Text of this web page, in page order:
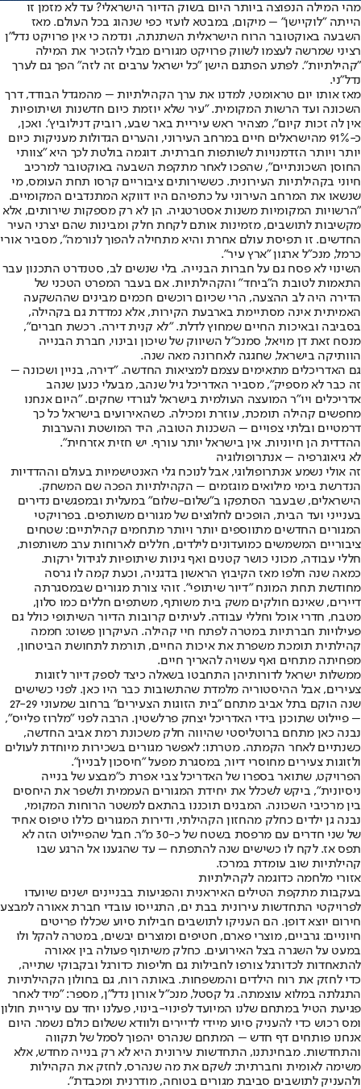
מהי המילה הנפוצה ביותר היום בשוק הדיור הישראלי? עד לא מזמן זו
הייתה "לוקיישן" – מיקום, במבטא לועזי כפי שנהוג בכל העולם. מאז
השבעה באוקטובר הרוח הישראלית השתנתה, ונדמה כי אין פרויקט נדל"ן
רציני שמרשה לעצמו לשווק פרויקט מגורים מבלי להזכיר את המילה
"קהילתיות". לפתע הפתגם הישן "כל ישראל ערבים זה לזה" הפך גם לערך
נדל"ני.
מאז אותו יום טראומטי, למדנו את ערך הקהילתיות – מהמגדל הבודד, דרך
השכונה ועד הרשות המקומית. "עיר שלא יוזמת כיום חדשנות ושיתופיות
אין לה זכות קיום", מצהיר ראש עיריית באר שבע, רוביק דנילוביץ'. ואכן,
כ-91% מהישראלים חיים במרחב העירוני, והערים הגדולות מעניקות כיום
יותר ויותר הזדמנויות לשותפות חברתית. דוגמה בולטת לכך היא "צוותי
החוסן השכונתיים", שהפכו לאחר מתקפת השבעה באוקטובר למרכיב
חיוני בקהילתיות העירונית. כששירותים ציבוריים קרסו תחת העומס, מי
שנשאו את המרחב העירוני על כתפיהם היו דווקא המתנדבים המקומיים.
"הרשויות המקומיות משנות אסטרטגיה. הן לא רק מספקות שירותים, אלא
מקשיבות לתושבים, מזמינות אותם לקחת חלק ומבינות שהם יצרני העיר
החדשים. זו תפיסת עולם אחרת והיא מתחילה להפוך לנורמה", מסביר אורי
כרמל, מנכ"ל ארגון "ארץ עיר".
השינוי לא פסח גם על חברות הבנייה. בלי שנשים לב, סטנדרט התכנון עבר
התאמות לטובת ה"ביחד" והקהילתיות. אם בעבר המפרט הטכני של
הדירה היה לב ההצעה, הרי שכיום רוכשים חכמים מבינים שההשקעה
האמיתית אינה מסתיימת בארבעת הקירות, אלא נמדדת גם בקהילה,
בסביבה ובאיכות החיים שמחוץ לדלת. "לא קנית דירה. רכשת חברים",
מנסח זאת דן מויאל, סמנכ"ל השיווק של שיכון ובינוי, חברת הבנייה
הוותיקה בישראל, שחגגה לאחרונה מאה שנה.
גם האדריכלים מתאימים עצמם למציאות החדשה. "דירה, בניין ושכונה –
זה כבר לא מספיק", מסביר האדריכל גיל שנהב, מבעלי כנען שנהב
אדריכלים ויו"ר המועצה העולמית בישראל לגורדי שחקים. "היום אנחנו
מחפשים קהילה תומכת, עוזרת ומכילה. כשהאירועים בישראל כל כך
דרמטיים ובלתי צפויים – השכנות הטובה, היד המושטת והערבות
ההדדית הן חיוניות. אין בישראל יותר עורף. יש חזית אזרחית".
לא גיאוגרפיה – אנתרופולוגיה
זה אולי נשמע אנתרופולוגי, אבל לנוכח גלי האנטישמיות בעולם וההדדיות
הנדרשת בימי מילואים מוגזמים – הקהילתיות הפכה שם המשחק.
הישראלים, שבעבר הסתפקו ב"שלום-שלום" במעלית ובמפגשים נדירים
בענייני ועד הבית, הופכים לחלוצים של מגורים משותפים. בפרויקטי
המגורים החדשים מתווספים יותר ויותר מתחמים קהילתיים: שטחים
ציבוריים המשמשים כמועדונים לילדים, חללים לארוחות ערב משותפות,
חללי עבודה, מכוני כושר קטנים ואף גינות שיתופיות לגידול ירקות.
כמאה שנה חלפו מאז הקיבוץ הראשון בדגניה, וכעת קמה לו גרסה
מחודשת תחת המונח "דיור שיתופי". זוהי צורת מגורים שבמסגרתה
דיירים, שאינם חולקים משק בית משותף, משתפים חללים כמו סלון,
מטבח, חדרי אוכל וחללי עבודה. לעיתים קרובות הדיור השיתופי כולל גם
פעילויות חברתיות במטרה לפתח חיי קהילה. העיקרון פשוט: חממה
קהילתית תומכת משפרת את איכות החיים, תורמת לתחושת הביטחון,
מפחיתה מתחים ואף עשויה להאריך חיים.
ממשלות ישראל לדורותיהן התחבטו בשאלה כיצד לספק דיור לזוגות
צעירים, אבל ההיסטוריה מלמדת שהתשובות כבר היו כאן. לפני כשישים
שנה הוקם בתל אביב מתחם "בית הזוגות הצעירים" ברחוב שמעוני 27-29
– פיילוט שתוכנן בידי האדריכל יצחק פרלשטין. הרבה לפני "מלרוז פלייס",
נבנה כאן מתחם ברוטליסטי שהיווה חלק משכונת רמת אביב החדשה,
כשנתיים לאחר הקמתה. מטרתו: לאפשר מגורים בשכירות מיוחדת לעולים
ולזוגות צעירים מחוסרי דיור, במסגרת מפעל "חיסכון לבניין".
הפרויקט, שתואר בספרו של האדריכל צבי אפרת כ"מבצע של בנייה
ניסיונית", ביקש לשכלל את יחידת המגורים העממית ולשפר את היחסים
בין מרכיבי השכונה. המבנים תוכננו בהתאם למשטר הרוחות המקומי,
נבנה גן ילדים כחלק מהחזון הקהילתי, ודירות המגורים כללו טיפוס אחיד
של שני חדרים עם מרפסת בשטח של כ-30 מ"ר. חבל שהפיילוט הזה לא
תפס אז. לקח לו כשישים שנה להתפתח – עד שהגענו אל הרגע שבו
קהילתיות שוב עומדת במרכז.
אזורי מלחמה כדוגמה לקהילתיות
בעקבות מתקפת הטילים האיראנית והפגיעות בבניינים ישנים שיועדו
לפרויקטי התחדשות עירונית בבת ים, התגייסו עובדי חברת אאורה למבצע
חירום יוצא דופן. הם העניקו לתושבים חבילות סיוע שכללו פריטים
חיוניים: גרביים, מוצרי פארם, חטיפים ומוצרים יבשים, במטרה להקל ולו
במעט על השגרה בצל האירועים. כחלק משיתוף פעולה בין אאורה
להתאחדות לכדורגל צורפו לחבילות גם חליפות כדורגל ובקבוקי שתייה,
כדי לחזק את רוח הילדים והמשפחות. באותה רוח, גם בחולון הקהילתיות
התגלתה במלוא עוצמתה. גל קסטל, מנכ"ל אורון נדל"ן, מספר: "מיד לאחר
פגיעת הטיל במתחם שלנו המיועד לפינוי-בינוי, פעלנו יחד עם עיריית חולון
ומס רכוש כדי להעניק סיוע מיידי לדיירים ולוודא ששלום כולם נשמר. היום
אנחנו פותחים דף חדש – המתחם שנהרס יהפוך לסמל של תקווה
והתחדשות. מבחינתנו, התחדשות עירונית היא לא רק בנייה מחדש, אלא
משימה לאומית וחברתית: לשקם את מה שנהרס, לחזק את הקהילות
ולהעניק לתושבים סביבת מגורים בטוחה, מודרנית ומכבדת".